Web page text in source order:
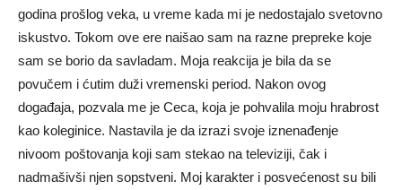
godina prošlog veka, u vreme kada mi je nedostajalo svetovno
iskustvo. Tokom ove ere naišao sam na razne prepreke koje
sam se borio da savladam. Moja reakcija je bila da se
povučem i ćutim duži vremenski period. Nakon ovog
događaja, pozvala me je Ceca, koja je pohvalila moju hrabrost
kao koleginice. Nastavila je da izrazi svoje iznenađenje
nivoom poštovanja koji sam stekao na televiziji, čak i
nadmašivši njen sopstveni. Moj karakter i posvećenost su bili